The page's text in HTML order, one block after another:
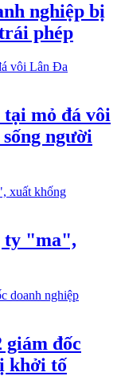
nghiệp bị
phép
mỏ đá vôi
người
ty "ma",
giám đốc
khởi tố